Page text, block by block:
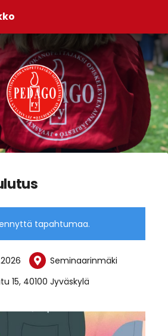
Pedago ry
tapahtumaa.
Seminaarinmäki
15, 40100 Jyväskylä